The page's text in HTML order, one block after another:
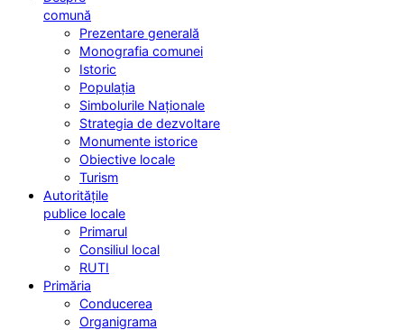
comună
Prezentare generală
Monografia comunei
Istoric
Populația
Simbolurile Naționale
Strategia de dezvoltare
Monumente istorice
Obiective locale
Turism
Autoritățile
publice locale
Primarul
Consiliul local
RUTI
Primăria
Conducerea
Organigrama